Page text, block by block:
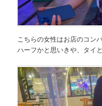
こちらの女性はお店のコン
ハーフかと思いきや、タイ